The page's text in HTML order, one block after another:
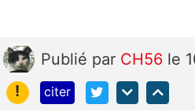
Publié par CH56 le
!
citer